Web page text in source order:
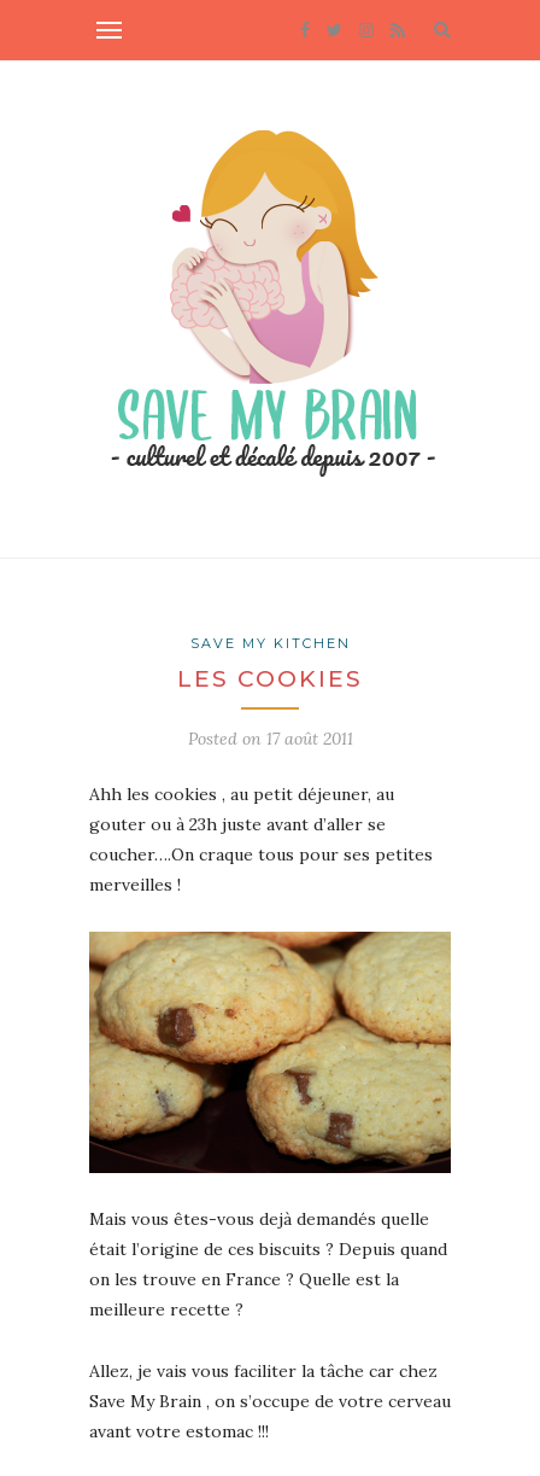
SAVE MY KITCHEN
LES COOKIES
Posted on 17 août 2011
Ahh les cookies , au petit déjeuner, au
gouter ou à 23h juste avant d’aller se
coucher….On craque tous pour ses petites
merveilles !
Mais vous êtes-vous dejà demandés quelle
était l’origine de ces biscuits ? Depuis quand
on les trouve en France ? Quelle est la
meilleure recette ?
Allez, je vais vous faciliter la tâche car chez
Save My Brain , on s’occupe de votre cerveau
avant votre estomac !!!